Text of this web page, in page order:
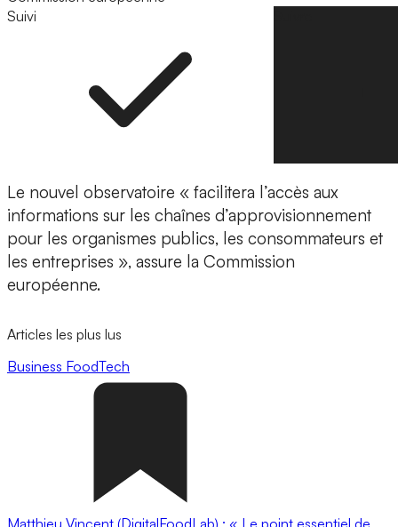
Suivi
Le nouvel observatoire « facilitera l’accès aux
informations sur les chaînes d’approvisionnement
pour les organismes publics, les consommateurs et
les entreprises », assure la Commission
européenne.
Articles les plus lus
Business FoodTech
Matthieu Vincent (DigitalFoodLab) : « Le point essentiel de